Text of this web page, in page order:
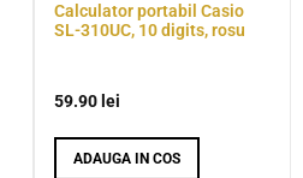
Calculator portabil Casio
SL-310UC, 10 digits, rosu
59.90 lei
ADAUGA IN COS